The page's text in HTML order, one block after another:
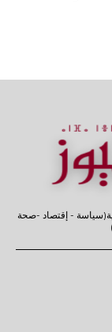
- إقتصاد -صحة